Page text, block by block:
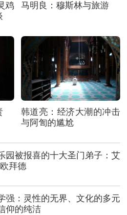
鸡
马明良：穆斯林与旅游
韩道亮：经济大潮的冲击
与阿訇的尴尬
园被报喜的十大圣门弟子：艾
拜德
强：灵性的无界、文化的多元
仰的纯洁